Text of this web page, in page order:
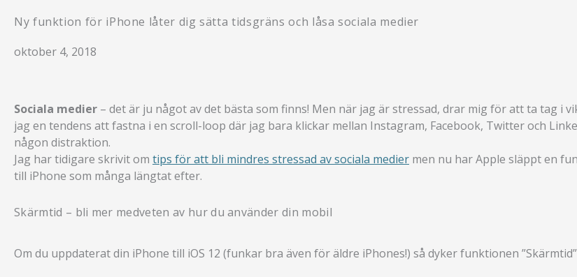
Ny funktion för iPhone låter dig sätta tidsgräns och låsa sociala medier
oktober 4, 2018
Sociala medier – det är ju något av det bästa som finns! Men när jag är stressad, drar mig för att ta tag i
jag en tendens att fastna i en scroll-loop där jag bara klickar mellan Instagram, Facebook, Twitter och
någon distraktion.
Jag har tidigare skrivit om tips för att bli mindres stressad av sociala medier men nu har Apple släppt en
till iPhone som många längtat efter.
Skärmtid – bli mer medveten av hur du använder din mobil
Om du uppdaterat din iPhone till iOS 12 (funkar bra även för äldre iPhones!) så dyker funktionen